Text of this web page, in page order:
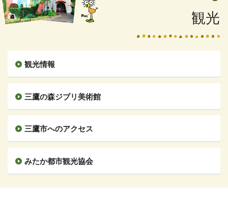
観光
観光情報
三鷹の森ジブリ美術館
三鷹市へのアクセス
みたか都市観光協会